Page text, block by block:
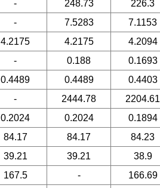
- 248.73
226.3
- 7.5283
7.1153
4.2175 4.2175
4.2094
- 0.188
0.1693
0.4489 0.4489
0.4403
- 2444.78
2204.61
0.2024 0.2024
0.1894
84.17 84.17
84.23
39.21 39.21
38.9
167.5 -
166.69